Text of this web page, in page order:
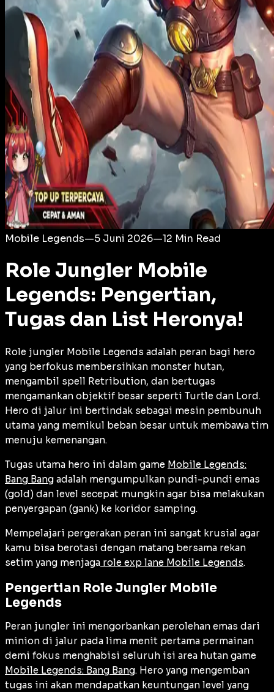
Login
Mobile Legends—5 Juni 2026—12 Min Read
Role Jungler Mobile
Legends: Pengertian,
Tugas dan List Heronya!
Role jungler Mobile Legends adalah peran bagi hero
yang berfokus membersihkan monster hutan,
mengambil spell Retribution, dan bertugas
mengamankan objektif besar seperti Turtle dan Lord.
Hero di jalur ini bertindak sebagai mesin pembunuh
utama yang memikul beban besar untuk membawa tim
menuju kemenangan.
Tugas utama hero ini dalam game Mobile Legends:
Bang Bang adalah mengumpulkan pundi-pundi emas
(gold) dan level secepat mungkin agar bisa melakukan
penyergapan (gank) ke koridor samping.
Mempelajari pergerakan peran ini sangat krusial agar
kamu bisa berotasi dengan matang bersama rekan
setim yang menjaga role exp lane Mobile Legends.
Pengertian Role Jungler Mobile
Legends
Peran jungler ini mengorbankan perolehan emas dari
minion di jalur pada lima menit pertama permainan
demi fokus menghabisi seluruh isi area hutan game
Mobile Legends: Bang Bang. Hero yang mengemban
tugas ini akan mendapatkan keuntungan level yang